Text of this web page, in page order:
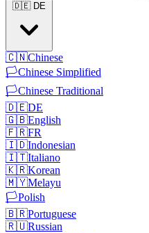
🇩🇪 DE
🇨🇳Chinese
🏳️Chinese Simplified
🏳️Chinese Traditional
🇩🇪DE
🇬🇧English
🇫🇷FR
🇮🇩Indonesian
🇮🇹Italiano
🇰🇷Korean
🇲🇾Melayu
🏳️Polish
🇧🇷Portuguese
🇷🇺Russian